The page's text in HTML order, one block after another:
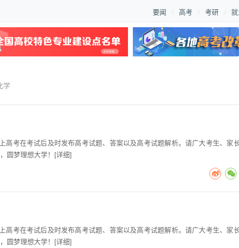
要闻 高考 考研
学
高考在考试后及时发布高考试题、答案以及高考试题解析。请广大考生、家
圆梦理想大学！[详细]
高考在考试后及时发布高考试题、答案以及高考试题解析。请广大考生、家
圆梦理想大学！[详细]